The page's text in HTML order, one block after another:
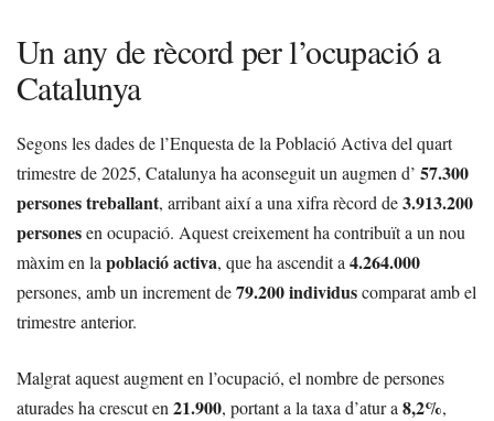
Un any de rècord per l’ocupació a
Catalunya
Segons les dades de l’Enquesta de la Població Activa del quart
trimestre de 2025, Catalunya ha aconseguit un augmen d’ 57.300
persones treballant, arribant així a una xifra rècord de3.913.200
personesen ocupació. Aquest creixement ha contribuït a un nou
màxim en la població activa, que ha ascendit a 4.264.000
persones, amb un increment de79.200 individuscomparat amb el
trimestre anterior.
Malgrat aquest augment en l’ocupació, el nombre de persones
aturades ha crescut en 21.900, portant a la taxa d’atur a 8,2%,